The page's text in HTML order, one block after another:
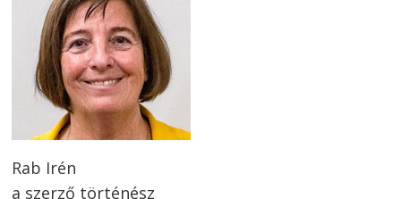
Rab Irén
a szerző történész